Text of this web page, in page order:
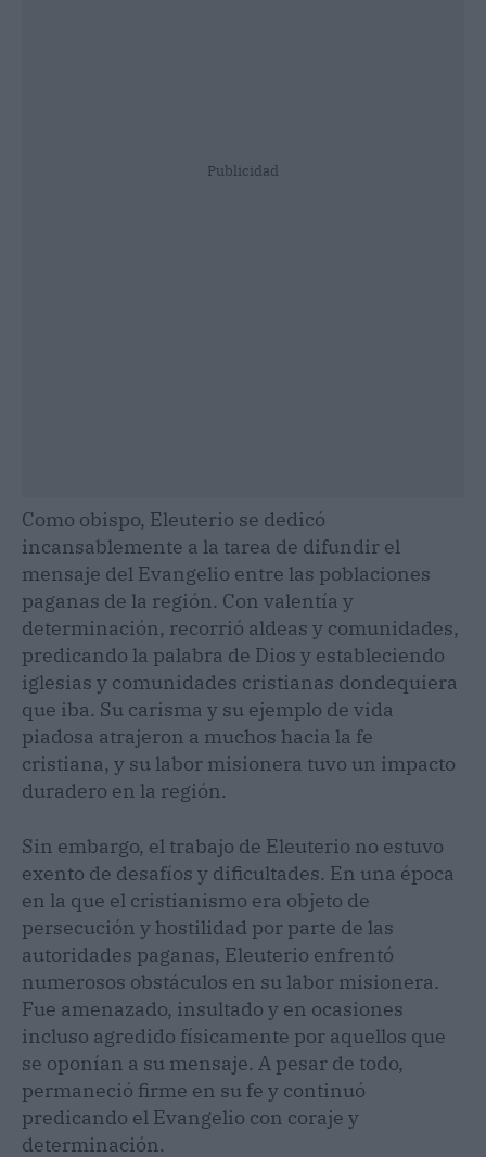
Publicidad
Como obispo, Eleuterio se dedicó
incansablemente a la tarea de difundir el
mensaje del Evangelio entre las poblaciones
paganas de la región. Con valentía y
determinación, recorrió aldeas y comunidades,
predicando la palabra de Dios y estableciendo
iglesias y comunidades cristianas dondequiera
que iba. Su carisma y su ejemplo de vida
piadosa atrajeron a muchos hacia la fe
cristiana, y su labor misionera tuvo un impacto
duradero en la región.
Sin embargo, el trabajo de Eleuterio no estuvo
exento de desafíos y dificultades. En una época
en la que el cristianismo era objeto de
persecución y hostilidad por parte de las
autoridades paganas, Eleuterio enfrentó
numerosos obstáculos en su labor misionera.
Fue amenazado, insultado y en ocasiones
incluso agredido físicamente por aquellos que
se oponían a su mensaje. A pesar de todo,
permaneció firme en su fe y continuó
predicando el Evangelio con coraje y
determinación.